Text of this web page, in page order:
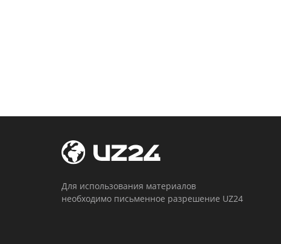
Для использования материалов
необходимо письменное разрешение UZ24